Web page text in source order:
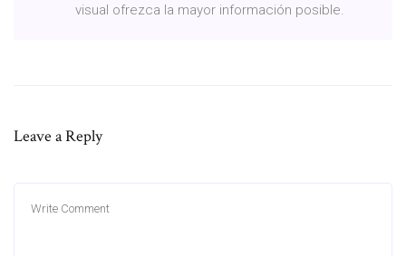
visual ofrezca la mayor información posible.
Leave a Reply